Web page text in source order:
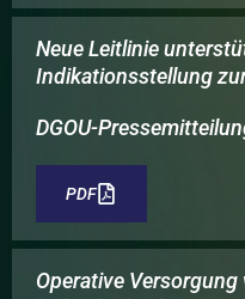
Neue Leitlinie
Indikationsstellung
DGOU-
PDF
Operative